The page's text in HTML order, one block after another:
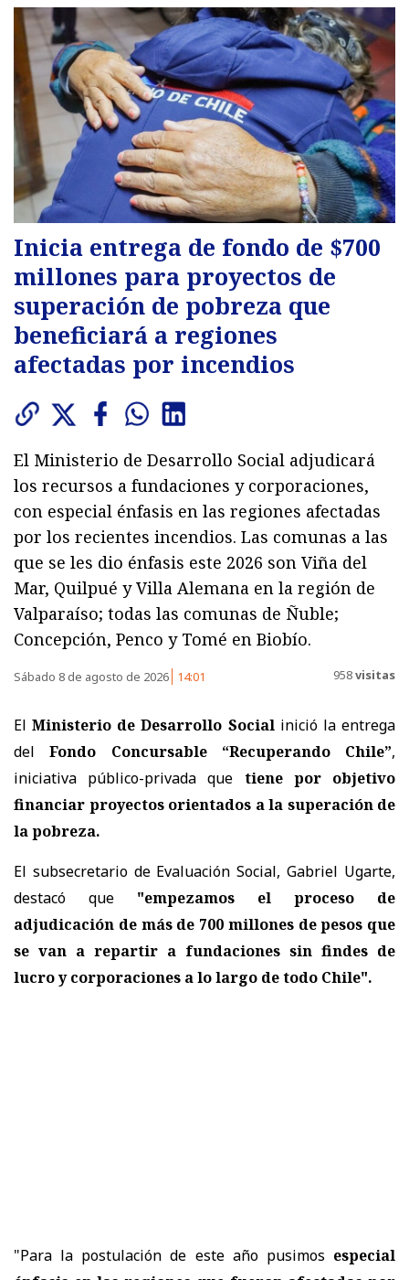
Inicia entrega de fondo de $700
millones para proyectos de
superación de pobreza que
beneficiará a regiones
afectadas por incendios
El Ministerio de Desarrollo Social adjudicará
los recursos a fundaciones y corporaciones,
con especial énfasis en las regiones afectadas
por los recientes incendios. Las comunas a las
que se les dio énfasis este 2026 son Viña del
Mar, Quilpué y Villa Alemana en la región de
Valparaíso; todas las comunas de Ñuble;
Concepción, Penco y Tomé en Biobío.
Sábado 8 de agosto de 2026 14:01 958visitas
ElMinisterio de Desarrollo Socialinició la entrega
delFondo Concursable “Recuperando Chile”,
iniciativa público-privada que tiene por objetivo
financiar proyectos orientados a la superación de
la pobreza.
El subsecretario de Evaluación Social, Gabriel Ugarte,
destacó que "empezamos el proceso de
adjudicación de más de 700 millones de pesos que
se van a repartir a fundaciones sin findes de
lucro y corporaciones a lo largo de todo Chile".
"Para la postulación de este año pusimos especial